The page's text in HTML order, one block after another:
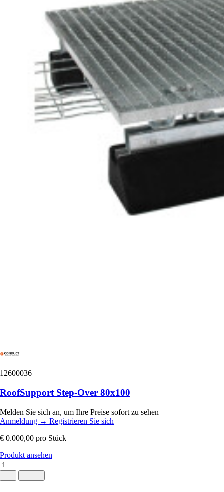
12600036
RoofSupport Step-Over 80x100
Melden Sie sich an, um Ihre Preise sofort zu sehen
Anmeldung → Registrieren Sie sich
€ 0.000,00 pro Stück
Produkt ansehen